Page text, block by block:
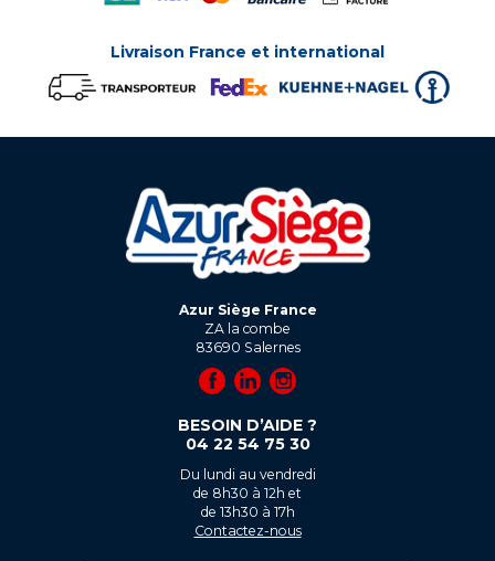
Livraison France et international
Azur Siège France
ZA la combe
83690 Salernes
BESOIN D’AIDE ?
04 22 54 75 30
Du lundi au vendredi
de 8h30 à 12h et
de 13h30 à 17h
Contactez-nous